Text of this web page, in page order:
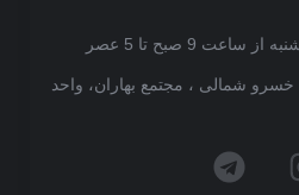
9 صبح تا 5 عصر
خسرو شمالی ، مجتمع بهاران، واحد